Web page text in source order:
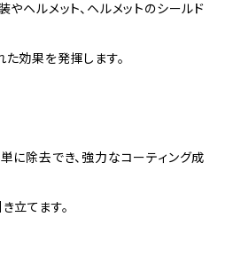
ヘルメット、ヘルメットのシールド
効果を発揮します。
に除去でき、強力なコーティング成
立てます。